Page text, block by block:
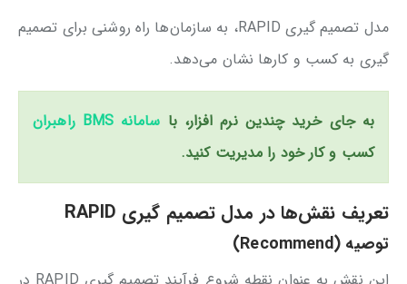
مدل تصمیم گیری RAPID، به سازمان‌ها راه روشنی برای تصمیم
گیری به کسب و کارها نشان می‌دهد.
به جای خرید چندین نرم افزار، با سامانه BMS راهبران
کسب و کار خود را مدیریت کنید.
تعریف نقش‌ها در مدل تصمیم گیری RAPID
توصیه (Recommend)